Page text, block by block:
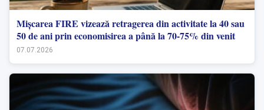
Mișcarea FIRE vizează retragerea din activitate la 40 sau
50 de ani prin economisirea a până la 70-75% din venit
07.07.2026